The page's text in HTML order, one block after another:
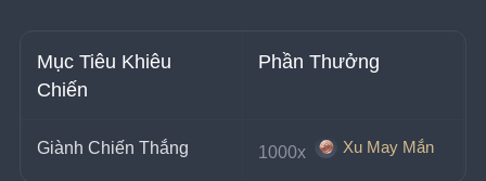
Mục Tiêu Khiêu
Chiến
Phần Thưởng
Giành Chiến Thắng 1000x Xu May Mắn